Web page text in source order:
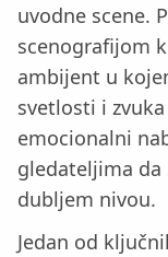
uvodne scene.
scenografijom
ambijent u
svetlosti i
emocionalni
gledateljima da
dubljem nivou.
Jedan od